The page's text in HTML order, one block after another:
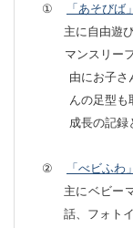
①
「あそびば」
主に自由遊
マンスリーフォ
由にお子さ
んの足型も
成長の記録
② 「べビふわ」
主にベビー
話、フォト